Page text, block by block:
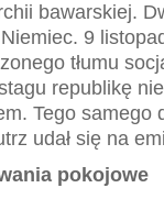
bawarskiej.
9
tłumu
republikę
Tego samego
udał się na
pokojowe